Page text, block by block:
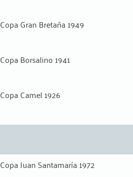
Copa Gran Bretaña 1949
Copa Borsalino 1941
Copa Camel 1926
Copa Juan Santamaría 1972